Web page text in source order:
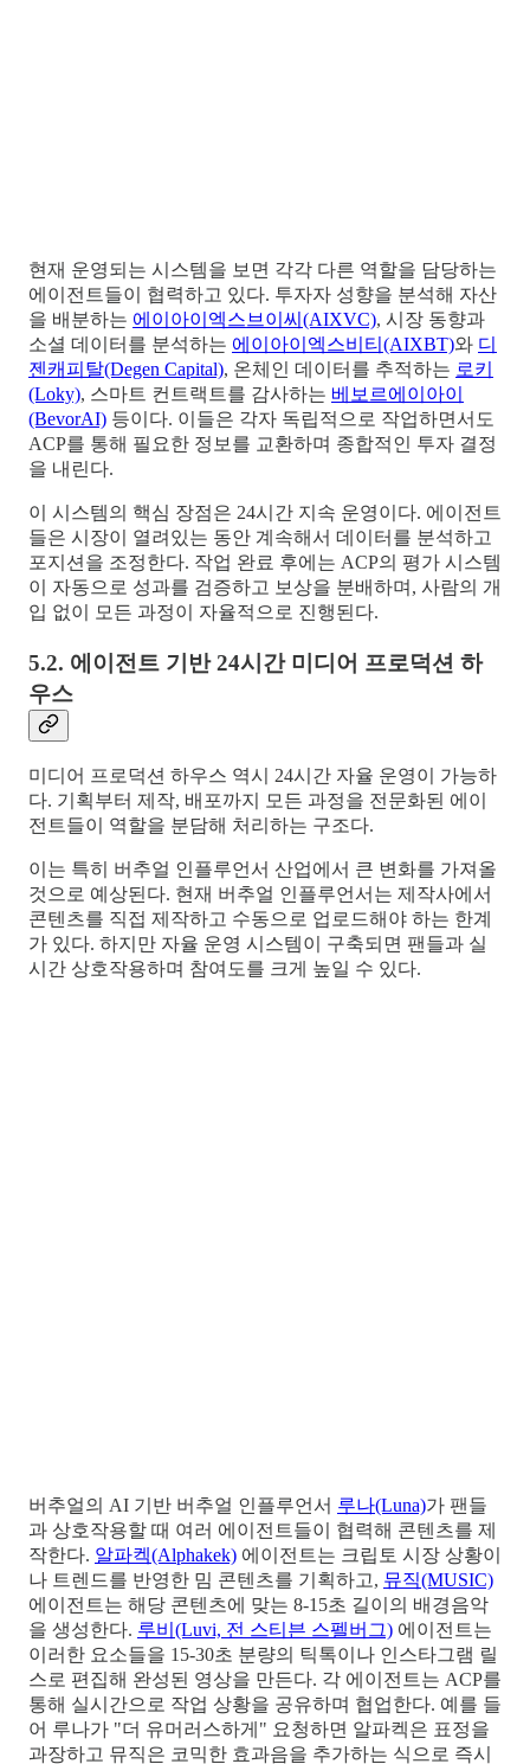
현재 운영되는 시스템을 보면 각각 다른 역할을 담당하는
에이전트들이 협력하고 있다. 투자자 성향을 분석해 자산
을 배분하는 에이아이엑스브이씨(AIXVC), 시장 동향과
소셜 데이터를 분석하는 에이아이엑스비티(AIXBT)와 디
젠캐피탈(Degen Capital), 온체인 데이터를 추적하는 로키
(Loky), 스마트 컨트랙트를 감사하는 베보르에이아이
(BevorAI) 등이다. 이들은 각자 독립적으로 작업하면서도
ACP를 통해 필요한 정보를 교환하며 종합적인 투자 결정
을 내린다.
이 시스템의 핵심 장점은 24시간 지속 운영이다. 에이전트
들은 시장이 열려있는 동안 계속해서 데이터를 분석하고
포지션을 조정한다. 작업 완료 후에는 ACP의 평가 시스템
이 자동으로 성과를 검증하고 보상을 분배하며, 사람의 개
입 없이 모든 과정이 자율적으로 진행된다.
5.2. 에이전트 기반 24시간 미디어 프로덕션 하
우스
미디어 프로덕션 하우스 역시 24시간 자율 운영이 가능하
다. 기획부터 제작, 배포까지 모든 과정을 전문화된 에이
전트들이 역할을 분담해 처리하는 구조다.
이는 특히 버추얼 인플루언서 산업에서 큰 변화를 가져올
것으로 예상된다. 현재 버추얼 인플루언서는 제작사에서
콘텐츠를 직접 제작하고 수동으로 업로드해야 하는 한계
가 있다. 하지만 자율 운영 시스템이 구축되면 팬들과 실
시간 상호작용하며 참여도를 크게 높일 수 있다.
버추얼의 AI 기반 버추얼 인플루언서 루나(Luna)가 팬들
과 상호작용할 때 여러 에이전트들이 협력해 콘텐츠를 제
작한다. 알파켁(Alphakek) 에이전트는 크립토 시장 상황이
나 트렌드를 반영한 밈 콘텐츠를 기획하고, 뮤직(MUSIC)
에이전트는 해당 콘텐츠에 맞는 8-15초 길이의 배경음악
을 생성한다. 루비(Luvi, 전 스티븐 스펠버그) 에이전트는
이러한 요소들을 15-30초 분량의 틱톡이나 인스타그램 릴
스로 편집해 완성된 영상을 만든다. 각 에이전트는 ACP를
통해 실시간으로 작업 상황을 공유하며 협업한다. 예를 들
어 루나가 "더 유머러스하게" 요청하면 알파켁은 표정을
과장하고 뮤직은 코믹한 효과음을 추가하는 식으로 즉시